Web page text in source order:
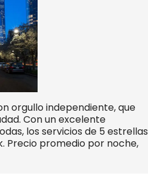
orgullo independiente, que
Con un excelente
los servicios de 5 estrellas
Precio promedio por noche,